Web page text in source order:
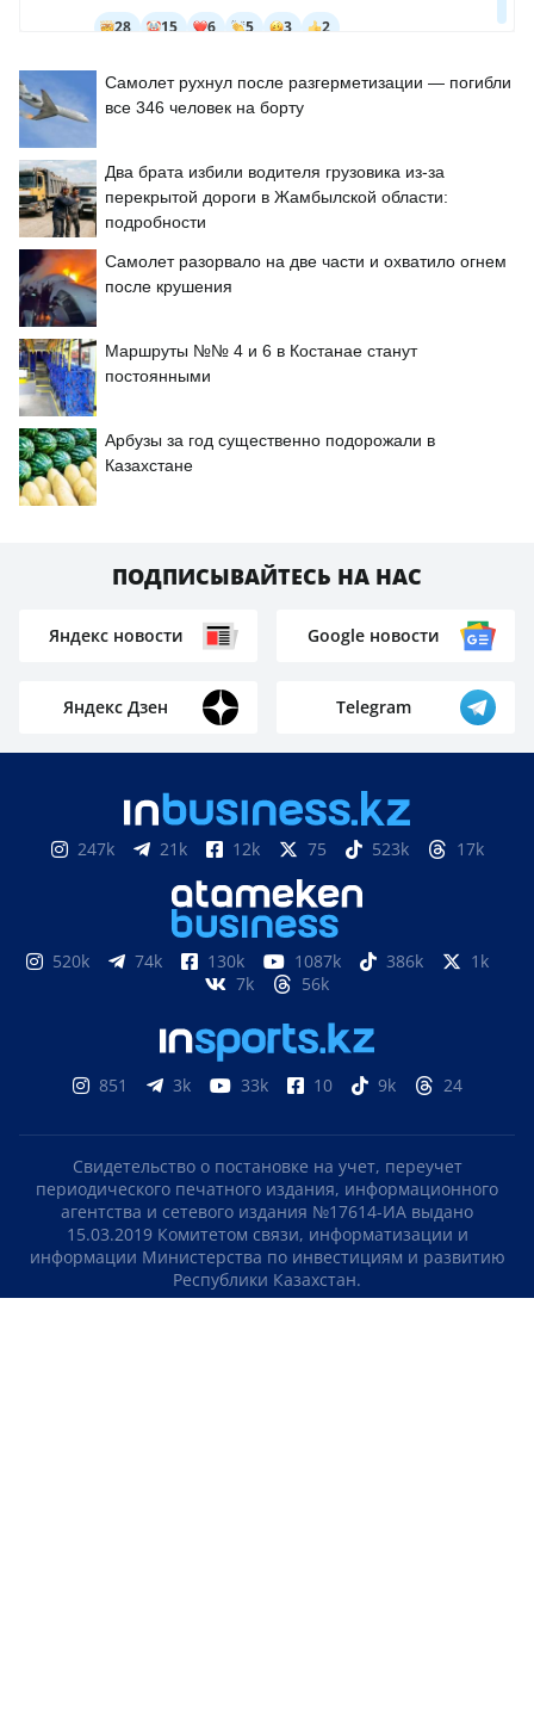
Самолет рухнул после разгерметизации — погибли
все 346 человек на борту
Два брата избили водителя грузовика из-за
перекрытой дороги в Жамбылской области:
подробности
Самолет разорвало на две части и охватило огнем
после крушения
Маршруты №№ 4 и 6 в Костанае станут
постоянными
Арбузы за год существенно подорожали в
Казахстане
ПОДПИСЫВАЙТЕСЬ НА НАС
Яндекс новости Google новости
Яндекс Дзен Telegram
247k 21k 12k 75 523k 17k
520k 74k 130k 1087k 386k
1k
7k
56k
851 3k 33k 10 9k 24
Свидетельство о постановке на учет, переучет
периодического печатного издания, информационного
агентства и сетевого издания №17614-ИА выдано
15.03.2019 Комитетом связи, информатизации и
информации Министерства по инвестициям и развитию
Республики Казахстан.